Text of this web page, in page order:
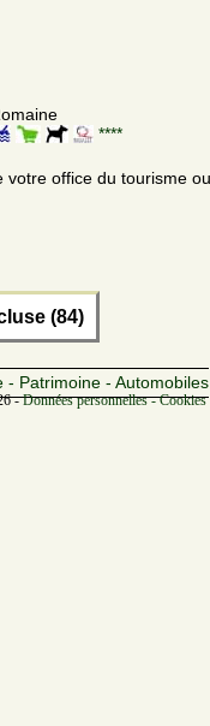
****
votre office du tourisme
(84)
- Patrimoine - Automobiles
-Données personnelles -